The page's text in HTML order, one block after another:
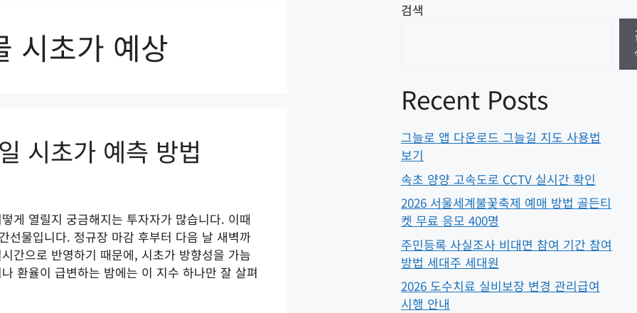
시초가 예상
시초가 예측 방법
게 열릴지 궁금해지는 투자자가 많습니다. 이때
선물입니다. 정규장 마감 후부터 다음 날 새벽까
간으로 반영하기 때문에, 시초가 방향성을 가늠
환율이 급변하는 밤에는 이 지수 하나만 잘 살펴
검색
Recent Posts
그늘로 앱 다운로드 그늘길 지도 사용법
보기
속초 양양 고속도로 CCTV 실시간 확인
2026 서울세계불꽃축제 예매 방법 골든티
켓 무료 응모 400명
주민등록 사실조사 비대면 참여 기간 참여
방법 세대주 세대원
2026 도수치료 실비보장 변경 관리급여
시행 안내